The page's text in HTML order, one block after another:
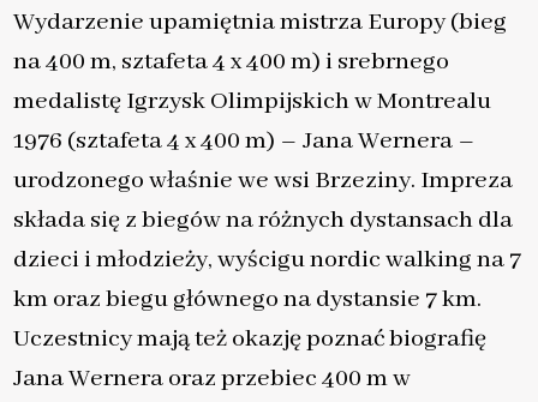
Wydarzenie upamiętnia mistrza Europy (bieg
na 400 m, sztafeta 4 x 400 m) i srebrnego
medalistę Igrzysk Olimpijskich w Montrealu
1976 (sztafeta 4 x 400 m) – Jana Wernera –
urodzonego właśnie we wsi Brzeziny. Impreza
składa się z biegów na różnych dystansach dla
dzieci i młodzieży, wyścigu nordic walking na 7
km oraz biegu głównego na dystansie 7 km.
Uczestnicy mają też okazję poznać biografię
Jana Wernera oraz przebiec 400 m w